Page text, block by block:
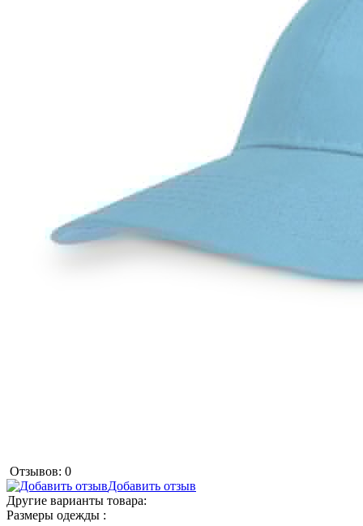
Отзывов: 0
Добавить отзыв
Другие варианты товара:
Размеры одежды :